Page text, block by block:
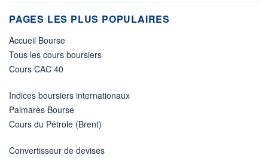
PAGES LES PLUS POPULAIRES
Accueil Bourse
Tous les cours boursiers
Cours CAC 40
Indices boursiers internationaux
Palmarès Bourse
Cours du Pétrole (Brent)
Convertisseur de devises